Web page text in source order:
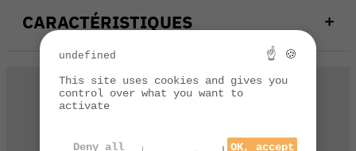
CARACTÉRISTIQUES
undefined ☝ 🍪
This site uses cookies and gives you
control over what you want to
activate
Deny all
OK, accept